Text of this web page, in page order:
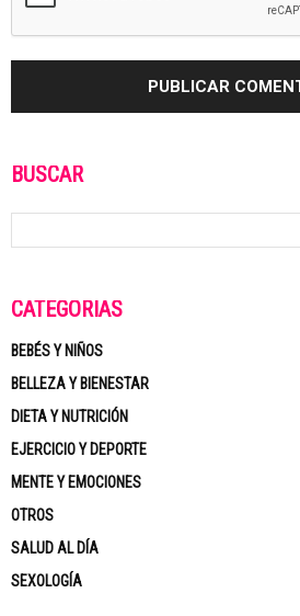
BUSCAR
CATEGORÍAS
BEBÉS Y NIÑOS
BELLEZA Y BIENESTAR
DIETA Y NUTRICIÓN
EJERCICIO Y DEPORTE
MENTE Y EMOCIONES
OTROS
SALUD AL DÍA
SEXOLOGÍA